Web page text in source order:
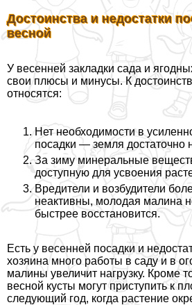
Достоинства и недостатки
весной
У весенней закладки сада и
свои плюсы и минусы. К
относятся:
Нет необходимости в
посадки — земля достаточно
За зиму минеральные
доступную для усвоения
Вредители и возбудители
неактивны, молодая малина
быстрее восстановится.
Есть у весенней посадки и
хозяина много работы в саду и в
малины увеличит нагрузку. Кроме
весной кусты могут приступить к
следующий год, когда растение